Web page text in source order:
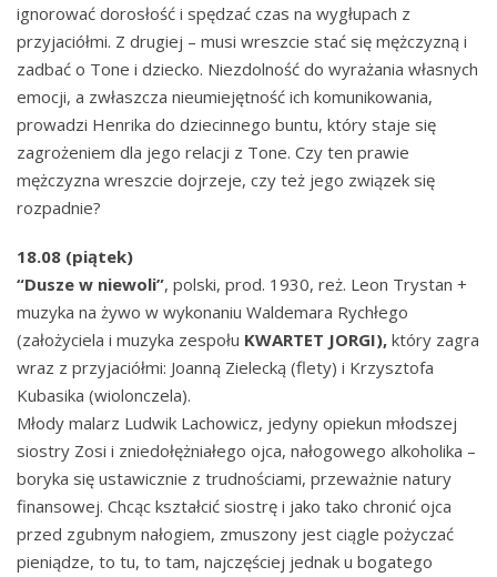
ignorować dorosłość i spędzać czas na wygłupach z
przyjaciółmi. Z drugiej – musi wreszcie stać się mężczyzną i
zadbać o Tone i dziecko. Niezdolność do wyrażania własnych
emocji, a zwłaszcza nieumiejętność ich komunikowania,
prowadzi Henrika do dziecinnego buntu, który staje się
zagrożeniem dla jego relacji z Tone. Czy ten prawie
mężczyzna wreszcie dojrzeje, czy też jego związek się
rozpadnie?
18.08 (piątek)
“Dusze w niewoli”, polski, prod. 1930, reż. Leon Trystan +
muzyka na żywo w wykonaniu Waldemara Rychłego
(założyciela i muzyka zespołu KWARTET JORGI), który zagra
wraz z przyjaciółmi: Joanną Zielecką (flety) i Krzysztofa
Kubasika (wiolonczela).
Młody malarz Ludwik Lachowicz, jedyny opiekun młodszej
siostry Zosi i zniedołężniałego ojca, nałogowego alkoholika –
boryka się ustawicznie z trudnościami, przeważnie natury
finansowej. Chcąc kształcić siostrę i jako tako chronić ojca
przed zgubnym nałogiem, zmuszony jest ciągle pożyczać
pieniądze, to tu, to tam, najczęściej jednak u bogatego